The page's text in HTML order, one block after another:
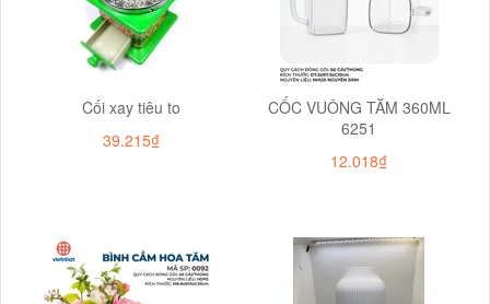
Cối xay tiêu to
39.215₫
CỐC VUÔNG TĂM 360ML
6251
12.018₫